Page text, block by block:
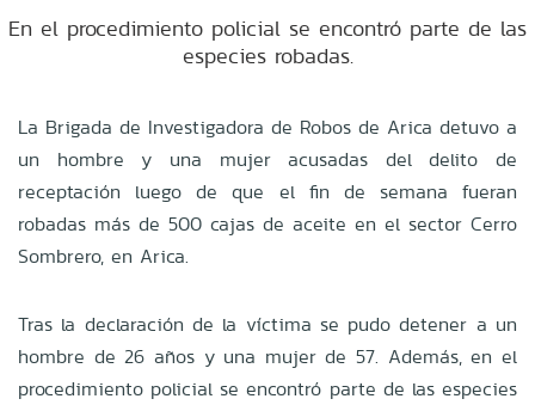
En el procedimiento policial se encontró parte de las
especies robadas.
La Brigada de Investigadora de Robos de Arica detuvo a
un hombre y una mujer acusadas del delito de
receptación luego de que el fin de semana fueran
robadas más de 500 cajas de aceite en el sector Cerro
Sombrero, en Arica.
Tras la declaración de la víctima se pudo detener a un
hombre de 26 años y una mujer de 57. Además, en el
procedimiento policial se encontró parte de las especies